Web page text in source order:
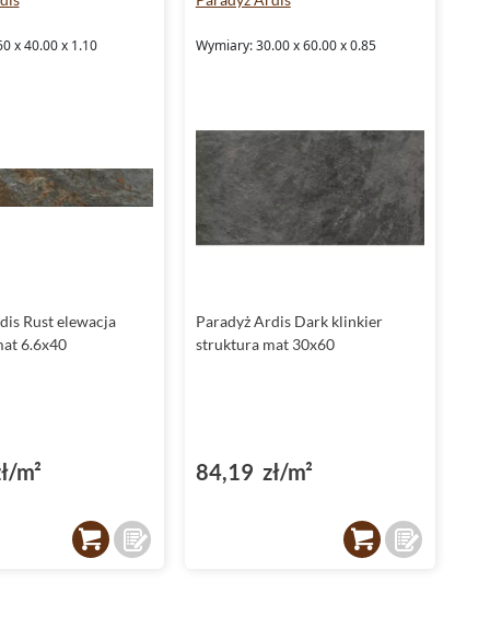
spójnej i funkcjonalnej aranżacji przestrzeni. Dzięki temu
Poznaj wszystkie możliwości, jakie oferują Ci płytki Paradyż
Ardisi przekonaj się, jak łatwo można przemienić swoje
wnętrza w oazy spokoju i elegancji. Zapraszamy do kontaktu i
skorzystania z naszej oferty - zadbaj o to, aby Twoje
x 40.00 x 1.10
Rust elewacja
6.6x40
m²
Wymiary: 30.00 x 60.00 x 0.85
Paradyż Ardis Dark klinkier
struktura mat 30x60
84,19 zł/m²